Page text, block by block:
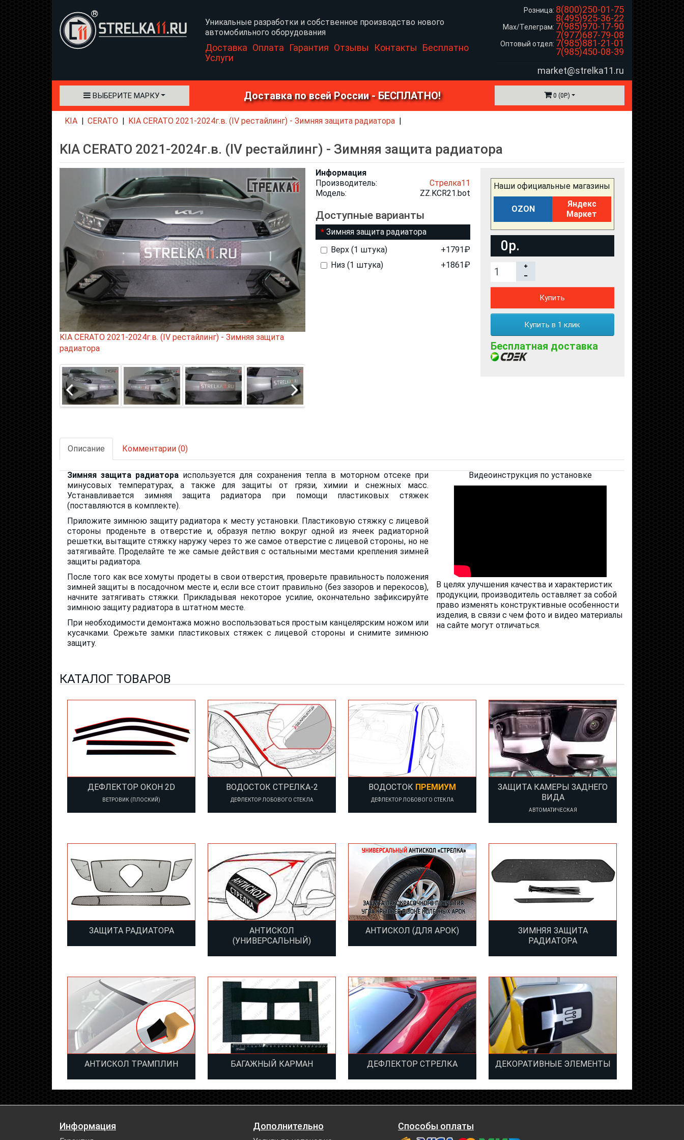
Уникальные разработки и собственное производство нового
автомобильного оборудования
Доставка Оплата Гарантия Отзывы Контакты
Бесплатно
Услуги
Розница: 8(800)250-01-75
8(495)925-36-22
Max/Телеграм: 7(985)970-17-90
7(977)687-79-08
Оптовый отдел: 7(985)881-21-01
7(985)450-08-39
market@strelka11.ru
ВЫБЕРИТЕ МАРКУ Доставка по всей России - БЕСПЛАТНО! 0 (0Р.)
KIA CERATO KIA CERATO 2021-2024г.в. (IV рестайлинг) - Зимняя защита радиатора
KIA CERATO 2021-2024г.в. (IV рестайлинг) - Зимняя защита радиатора
KIA CERATO 2021-2024г.в. (IV рестайлинг) - Зимняя защита
радиатора
Информация
Производитель:
Стрелка11
Модель:
ZZ.KCR21.bot
Доступные варианты
Зимняя защита радиатора
Верх (1 штука)
+1791₽
Низ (1 штука)
+1861₽
Наши официальные магазины
OZON
Яндекс
Маркет
0р.
Купить
Купить в 1 клик
Бесплатная доставка
Описание Комментарии (0)
Зимняя защита радиатора используется для сохранения тепла в моторном отсеке при
минусовых температурах, а также для защиты от грязи, химии и снежных масс.
Устанавливается зимняя защита радиатора при помощи пластиковых стяжек
(поставляются в комплекте).
Приложите зимнюю защиту радиатора к месту установки. Пластиковую стяжку с лицевой
стороны проденьте в отверстие и, образуя петлю вокруг одной из ячеек радиаторной
решетки, вытащите стяжку наружу через то же самое отверстие с лицевой стороны, но не
затягивайте. Проделайте те же самые действия с остальными местами крепления зимней
защиты радиатора.
После того как все хомуты продеты в свои отверстия, проверьте правильность положения
зимней защиты в посадочном месте и, если все стоит правильно (без зазоров и перекосов),
начните затягивать стяжки. Прикладывая некоторое усилие, окончательно зафиксируйте
зимнюю защиту радиатора в штатном месте.
При необходимости демонтажа можно воспользоваться простым канцелярским ножом или
кусачками. Срежьте замки пластиковых стяжек с лицевой стороны и снимите зимнюю
защиту.
Видеоинструкция по установке
В целях улучшения качества и характеристик
продукции, производитель оставляет за собой
право изменять конструктивные особенности
изделия, в связи с чем фото и видео материалы
на сайте могут отличаться.
КАТАЛОГ ТОВАРОВ
ДЕФЛЕКТОР ОКОН 2D
ВЕТРОВИК (ПЛОСКИЙ)
ВОДОСТОК СТРЕЛКА-2
ДЕФЛЕКТОР ЛОБОВОГО СТЕКЛА
ВОДОСТОК ПРЕМИУМ
ДЕФЛЕКТОР ЛОБОВОГО СТЕКЛА
ЗАЩИТА КАМЕРЫ ЗАДНЕГО
ВИДА
АВТОМАТИЧЕСКАЯ
ЗАЩИТА РАДИАТОРА
АНТИСКОЛ
(УНИВЕРСАЛЬНЫЙ)
АНТИСКОЛ (ДЛЯ АРОК)
ЗИМНЯЯ ЗАЩИТА
РАДИАТОРА
АНТИСКОЛ ТРАМПЛИН БАГАЖНЫЙ КАРМАН ДЕФЛЕКТОР СТРЕЛКА ДЕКОРАТИВНЫЕ ЭЛЕМЕНТЫ
Информация Дополнительно Способы оплаты